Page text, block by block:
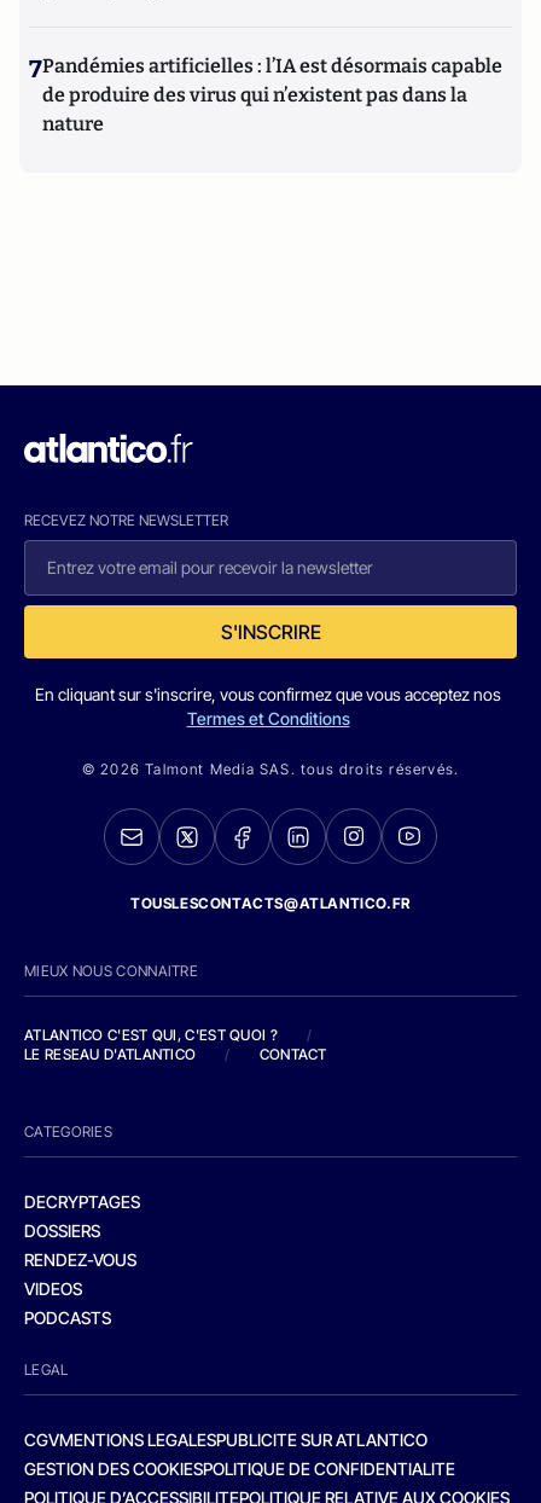
7Pandémies artificielles : l’IA est désormais capable
de produire des virus qui n’existent pas dans la
nature
RECEVEZ NOTRE NEWSLETTER
S'INSCRIRE
En cliquant sur s'inscrire, vous confirmez que vous acceptez nos
Termes et Conditions
© 2026 Talmont Media SAS. tous droits réservés.
TOUSLESCONTACTS@ATLANTICO.FR
MIEUX NOUS CONNAITRE
ATLANTICO C'EST QUI, C'EST QUOI ?
/
LE RESEAU D'ATLANTICO
/ CONTACT
CATEGORIES
DECRYPTAGES
DOSSIERS
RENDEZ-VOUS
VIDEOS
PODCASTS
LEGAL
CGVMENTIONS LEGALESPUBLICITE SUR ATLANTICO
GESTION DES COOKIESPOLITIQUE DE CONFIDENTIALITE
POLITIQUE D’ACCESSIBILITEPOLITIQUE RELATIVE AUX COOKIES